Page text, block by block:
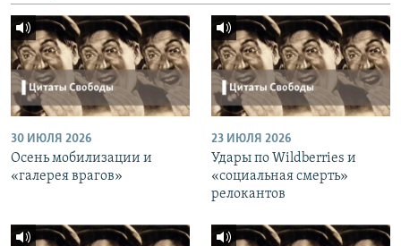
30 ИЮЛЯ 2026
Осень мобилизации и
«галерея врагов»
23 ИЮЛЯ 2026
Удары по Wildberries и
«социальная смерть»
релокантов